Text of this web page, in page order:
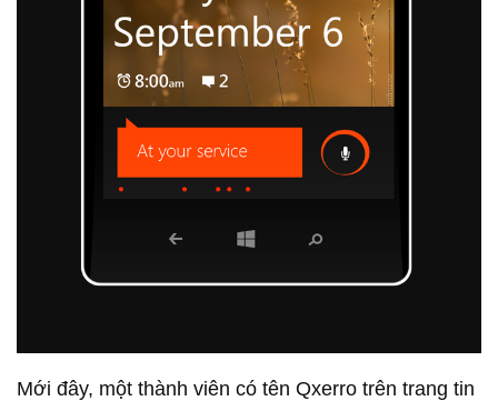
Mới đây, một thành viên có tên Qxerro trên trang tin